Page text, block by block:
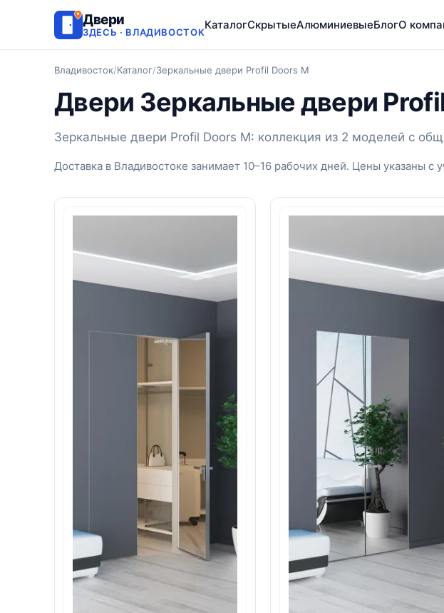
Двери
ЗДЕСЬ · ВЛАДИВОСТОК
КаталогСкрытыеАлюминиевыеБлогО
Владивосток/Каталог/Зеркальные двери Profil Doors M
Двери Зеркальные двери
Зеркальные двери Profil Doors M: коллекция из 2 моделей с
Доставка в Владивостоке занимает 10–16 рабочих дней. Цены указаны с